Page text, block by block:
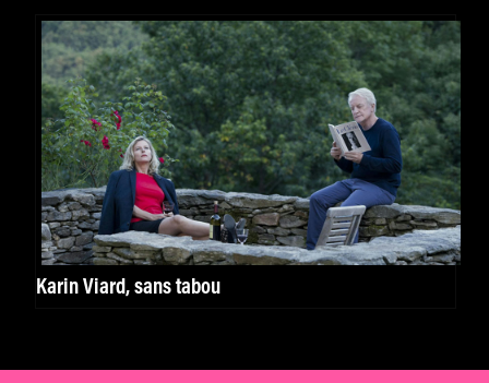
Karin Viard, sans tabou